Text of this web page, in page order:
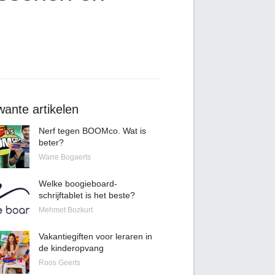
artikelen
Nerf tegen BOOMco. Wat is
beter?
Warre Bogaerts
Welke boogieboard-
schrijftablet is het beste?
Mehmet Bozkurt
Vakantiegiften voor leraren in
de kinderopvang
Roos Geerts